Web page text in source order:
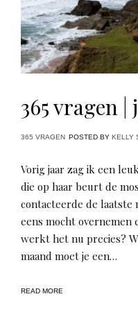
365 vragen |
365 VRAGEN POSTED BY KELLY
Vorig jaar zag ik een
die op haar beurt de
contacteerde de laatste
eens mocht overnemen
werkt het nu precies?
maand moet je een…
READ MORE